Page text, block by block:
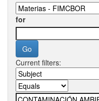
for
Current filters: